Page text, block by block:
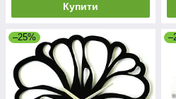
Купити
–25%